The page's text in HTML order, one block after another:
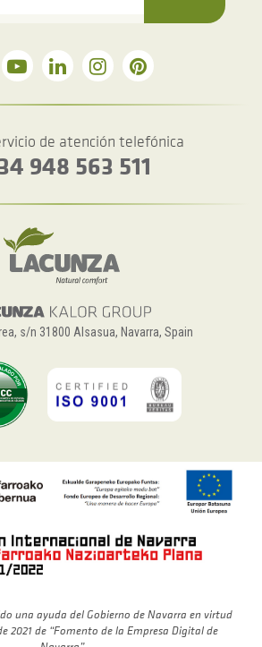
de atención telefónica
948 563 511
s/n 31800 Alsasua, Navarra, Spain
una ayuda del Gobierno de Navarra en virtud
2021 de “Fomento de la Empresa Digital de